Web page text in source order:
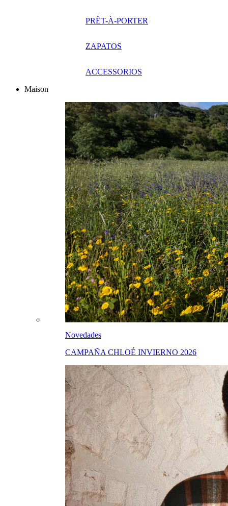
PRÊT-À-PORTER
ZAPATOS
ACCESSORIOS
Maison
Novedades
CAMPAÑA CHLOÉ INVIERNO 2026